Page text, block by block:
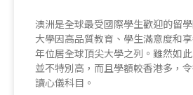
澳洲是全球最受國際學生歡迎的留
大學因高品質教育、學生滿意度和
年位居全球頂尖大學之列。雖然如
並不特別高，而且學額較香港多，
讀心儀科目。